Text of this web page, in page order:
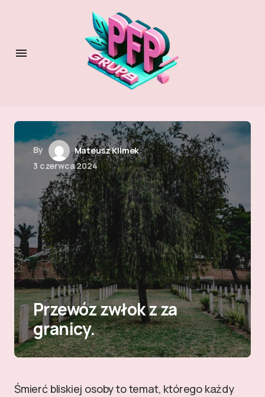
By
Mateusz Klimek
3 czerwca 2024
Przewóz zwłok z za
granicy.
Śmierć bliskiej osoby to temat, którego każdy